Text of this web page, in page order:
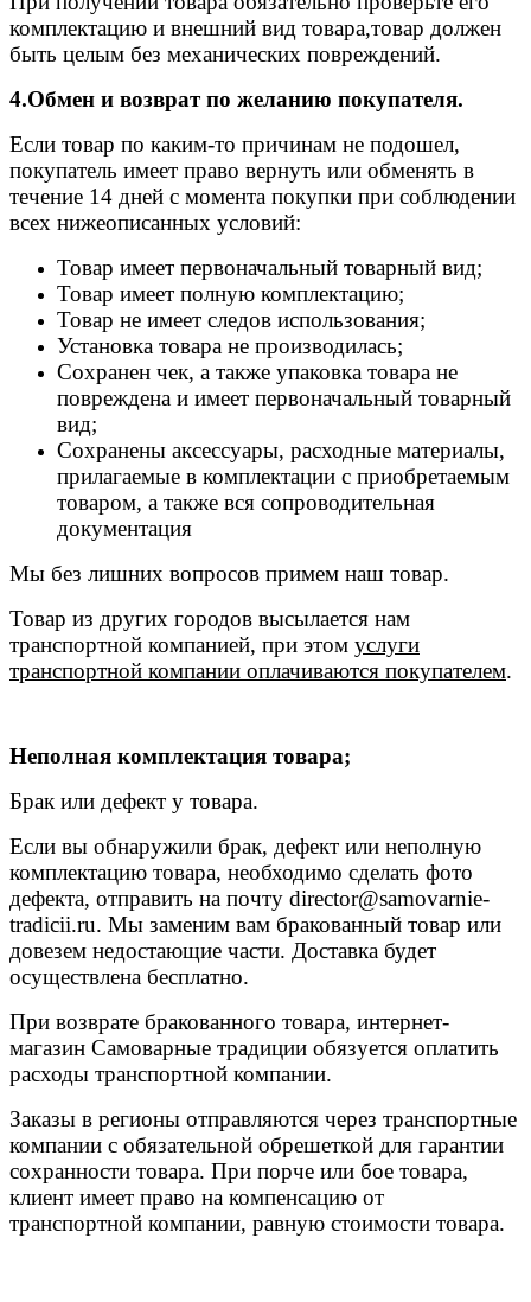
комплектацию и внешний вид товара,товар должен
быть целым без механических повреждений.
4.Обмен и возврат по желанию покупателя.
Если товар по каким-то причинам не подошел,
покупатель имеет право вернуть или обменять в
течение 14 дней с момента покупки при соблюдении
всех нижеописанных условий:
Товар имеет первоначальный товарный вид;
Товар имеет полную комплектацию;
Товар не имеет следов использования;
Установка товара не производилась;
Сохранен чек, а также упаковка товара не
повреждена и имеет первоначальный товарный
вид;
Сохранены аксессуары, расходные материалы,
прилагаемые в комплектации с приобретаемым
товаром, а также вся сопроводительная
документация
Мы без лишних вопросов примем наш товар.
Товар из других городов высылается нам
транспортной компанией, при этом услуги
транспортной компании оплачиваются покупателем.
Неполная комплектация товара;
Брак или дефект у товара.
Если вы обнаружили брак, дефект или неполную
комплектацию товара, необходимо сделать фото
дефекта, отправить на почту director@samovarnie-
tradicii.ru. Мы заменим вам бракованный товар или
довезем недостающие части. Доставка будет
осуществлена бесплатно.
При возврате бракованного товара, интернет-
магазин Самоварные традиции обязуется оплатить
расходы транспортной компании.
Заказы в регионы отправляются через транспортные
компании с обязательной обрешеткой для гарантии
сохранности товара. При порче или бое товара,
клиент имеет право на компенсацию от
транспортной компании, равную стоимости товара.